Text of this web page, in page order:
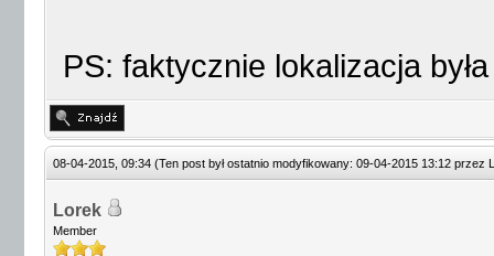
PS: faktycznie lokalizacja
08-04-2015, 09:34 (Ten post był ostatnio modyfikowany: 09-04-2015 13:12 przez
Lorek
Member